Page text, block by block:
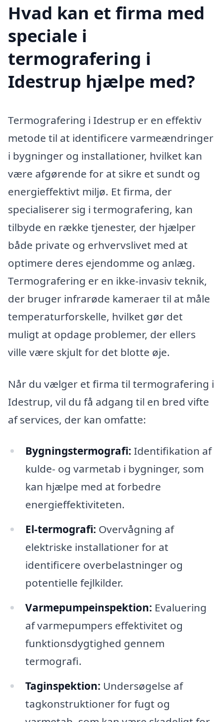
Hvad kan et firma med
speciale i
termografering i
Idestrup hjælpe med?
Termografering i Idestrup er en effektiv
metode til at identificere varmeændringer
i bygninger og installationer, hvilket kan
være afgørende for at sikre et sundt og
energieffektivt miljø. Et firma, der
specialiserer sig i termografering, kan
tilbyde en række tjenester, der hjælper
både private og erhvervslivet med at
optimere deres ejendomme og anlæg.
Termografering er en ikke-invasiv teknik,
der bruger infrarøde kameraer til at måle
temperaturforskelle, hvilket gør det
muligt at opdage problemer, der ellers
ville være skjult for det blotte øje.
Når du vælger et firma til termografering i
Idestrup, vil du få adgang til en bred vifte
af services, der kan omfatte:
Bygningstermografi: Identifikation af
kulde- og varmetab i bygninger, som
kan hjælpe med at forbedre
energieffektiviteten.
El-termografi: Overvågning af
elektriske installationer for at
identificere overbelastninger og
potentielle fejlkilder.
Varmepumpeinspektion: Evaluering
af varmepumpers effektivitet og
funktionsdygtighed gennem
termografi.
Taginspektion: Undersøgelse af
tagkonstruktioner for fugt og